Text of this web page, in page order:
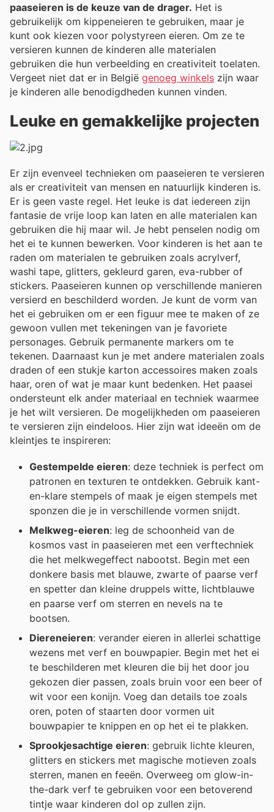
paaseieren is de keuze van de drager. Het is
gebruikelijk om kippeneieren te gebruiken, maar je
kunt ook kiezen voor polystyreen eieren. Om ze te
versieren kunnen de kinderen alle materialen
gebruiken die hun verbeelding en creativiteit toelaten.
Vergeet niet dat er in België genoeg winkels zijn waar
je kinderen alle benodigdheden kunnen vinden.
Leuke en gemakkelijke projecten
Er zijn evenveel technieken om paaseieren te versieren
als er creativiteit van mensen en natuurlijk kinderen is.
Er is geen vaste regel. Het leuke is dat iedereen zijn
fantasie de vrije loop kan laten en alle materialen kan
gebruiken die hij maar wil. Je hebt penselen nodig om
het ei te kunnen bewerken. Voor kinderen is het aan te
raden om materialen te gebruiken zoals acrylverf,
washi tape, glitters, gekleurd garen, eva-rubber of
stickers. Paaseieren kunnen op verschillende manieren
versierd en beschilderd worden. Je kunt de vorm van
het ei gebruiken om er een figuur mee te maken of ze
gewoon vullen met tekeningen van je favoriete
personages. Gebruik permanente markers om te
tekenen. Daarnaast kun je met andere materialen zoals
draden of een stukje karton accessoires maken zoals
haar, oren of wat je maar kunt bedenken. Het paasei
ondersteunt elk ander materiaal en techniek waarmee
je het wilt versieren. De mogelijkheden om paaseieren
te versieren zijn eindeloos. Hier zijn wat ideeën om de
kleintjes te inspireren:
Gestempelde eieren: deze techniek is perfect om
patronen en texturen te ontdekken. Gebruik kant-
en-klare stempels of maak je eigen stempels met
sponzen die je in verschillende vormen snijdt.
Melkweg-eieren: leg de schoonheid van de
kosmos vast in paaseieren met een verftechniek
die het melkwegeffect nabootst. Begin met een
donkere basis met blauwe, zwarte of paarse verf
en spetter dan kleine druppels witte, lichtblauwe
en paarse verf om sterren en nevels na te
bootsen.
Diereneieren: verander eieren in allerlei schattige
wezens met verf en bouwpapier. Begin met het ei
te beschilderen met kleuren die bij het door jou
gekozen dier passen, zoals bruin voor een beer of
wit voor een konijn. Voeg dan details toe zoals
oren, poten of staarten door vormen uit
bouwpapier te knippen en op het ei te plakken.
Sprookjesachtige eieren: gebruik lichte kleuren,
glitters en stickers met magische motieven zoals
sterren, manen en feeën. Overweeg om glow-in-
the-dark verf te gebruiken voor een betoverend
tintje waar kinderen dol op zullen zijn.